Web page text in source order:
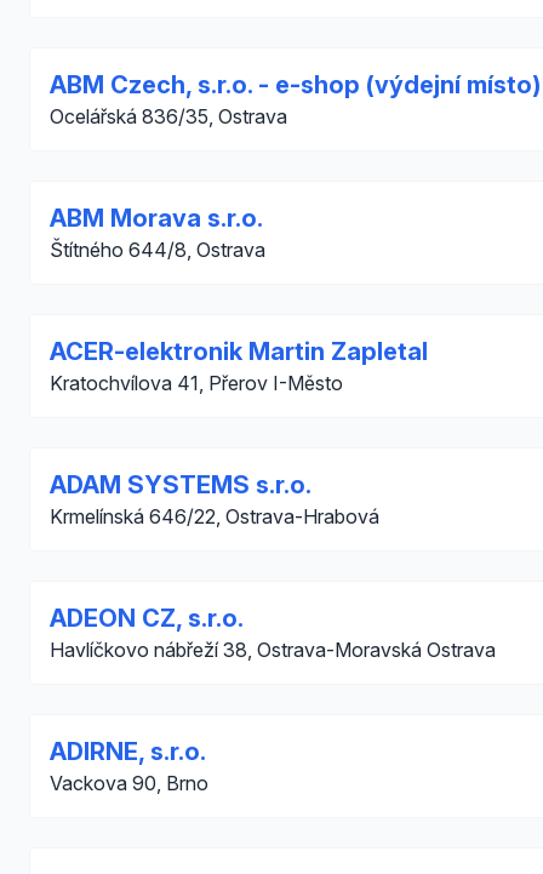
ABM Czech, s.r.o. - e-shop (výdejní místo)
Ocelářská 836/35, Ostrava
ABM Morava s.r.o.
Štítného 644/8, Ostrava
ACER-elektronik Martin Zapletal
Kratochvílova 41, Přerov I-Město
ADAM SYSTEMS s.r.o.
Krmelínská 646/22, Ostrava-Hrabová
ADEON CZ, s.r.o.
Havlíčkovo nábřeží 38, Ostrava-Moravská Ostrava
ADIRNE, s.r.o.
Vackova 90, Brno